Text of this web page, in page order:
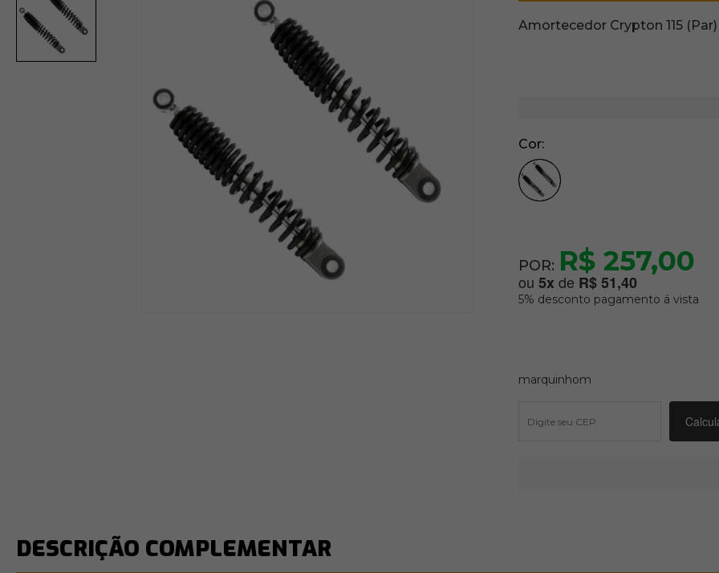
Amortecedor Crypton 115 (Par)
Cor
POR: R$ 257,00
ou 5xde R$ 51,40
5% desconto pagamento á vista
marquinhom
DESCRIÇÃO COMPLEMENTAR